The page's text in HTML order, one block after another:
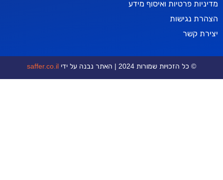
ואיסוף מידע
שמורות 2024 | האתר נבנה על ידי saffer.co.il